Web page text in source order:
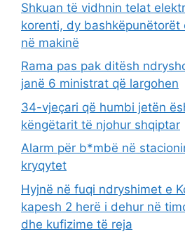
Shkuan të vidhnin telat
korenti, dy
në makinë
Rama pas pak ditësh
janë 6 ministrat që largohen
34-vjeçari që humbi jetën
këngëtarit të njohur shqiptar
Alarm për b*mbë në
kryqytet
Hyjnë në fuqi ndryshimet e
kapesh 2 herë i dehur në
dhe kufizime të reja